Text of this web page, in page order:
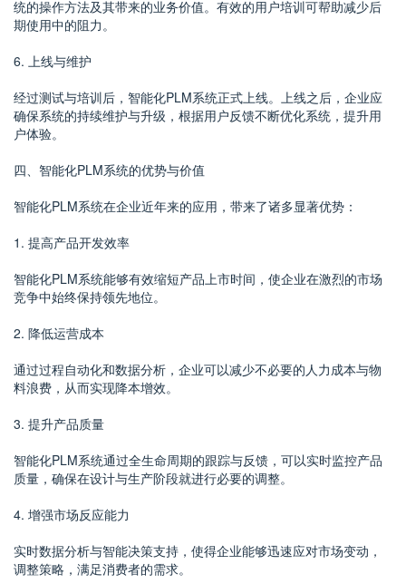
统的操作方法及其带来的业务价值。有效的用户培训可帮助减少后
期使用中的阻力。
6. 上线与维护
经过测试与培训后，智能化PLM系统正式上线。上线之后，企业应
确保系统的持续维护与升级，根据用户反馈不断优化系统，提升用
户体验。
四、智能化PLM系统的优势与价值
智能化PLM系统在企业近年来的应用，带来了诸多显著优势：
1. 提高产品开发效率
智能化PLM系统能够有效缩短产品上市时间，使企业在激烈的市场
竞争中始终保持领先地位。
2. 降低运营成本
通过过程自动化和数据分析，企业可以减少不必要的人力成本与物
料浪费，从而实现降本增效。
3. 提升产品质量
智能化PLM系统通过全生命周期的跟踪与反馈，可以实时监控产品
质量，确保在设计与生产阶段就进行必要的调整。
4. 增强市场反应能力
实时数据分析与智能决策支持，使得企业能够迅速应对市场变动，
调整策略，满足消费者的需求。